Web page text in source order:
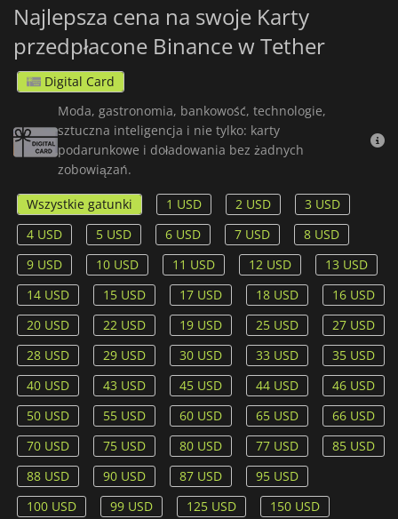
Najlepsza cena na swoje Karty
przedpłacone Binance w Tether
Digital Card
Moda, gastronomia, bankowość, technologie,
sztuczna inteligencja i nie tylko: karty
podarunkowe i doładowania bez żadnych
zobowiązań.
Wszystkie gatunki 1 USD 2 USD
3 USD
4 USD
5 USD 6 USD 7 USD
8 USD
9 USD
10 USD 11 USD 12 USD
13 USD
14 USD
15 USD 17 USD 18 USD
16 USD
20 USD
22 USD 19 USD 25 USD
27 USD
28 USD
29 USD 30 USD 33 USD
35 USD
40 USD
43 USD 45 USD 44 USD
46 USD
50 USD
55 USD 60 USD 65 USD
66 USD
70 USD
75 USD 80 USD 77 USD
85 USD
88 USD
90 USD 87 USD
95 USD
100 USD
99 USD 125 USD
150 USD